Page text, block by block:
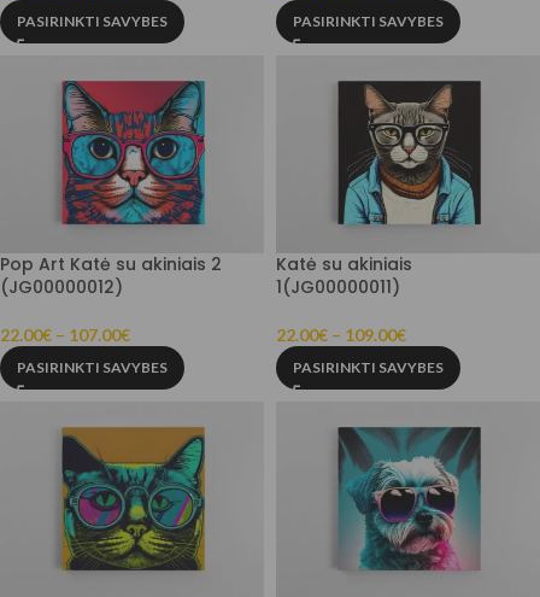
PASIRINKTI SAVYBES PASIRINKTI SAVYBES
Pop Art Katė su akiniais 2
(JG00000012)
22.00€ – 107.00€
PASIRINKTI SAVYBES
Katė su akiniais
1(JG00000011)
22.00€ – 109.00€
PASIRINKTI SAVYBES